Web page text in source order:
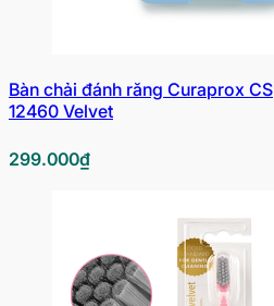
Bàn chải đánh răng Curaprox CS
12460 Velvet
299.000₫